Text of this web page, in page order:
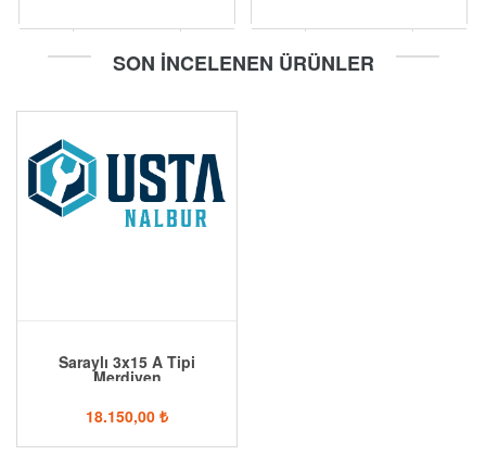
SON İNCELENEN ÜRÜNLER
Saraylı 3x15 A Tipi
Merdiven
18.150,00 ₺